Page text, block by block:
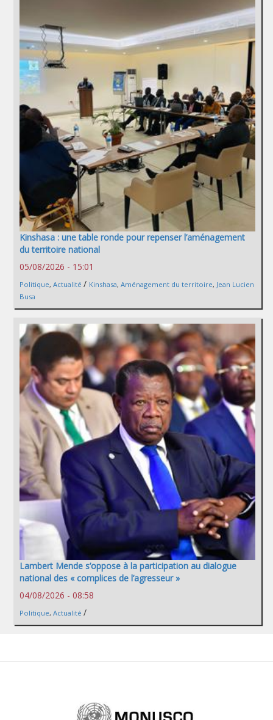
Kinshasa : une table ronde pour repenser l’aménagement
du territoire national
05/08/2026 - 15:01
Politique, Actualité / Kinshasa, Aménagement du territoire, Jean Lucien
Busa
Lambert Mende s’oppose à la participation au dialogue
national des « complices de l’agresseur »
04/08/2026 - 08:58
Politique, Actualité /